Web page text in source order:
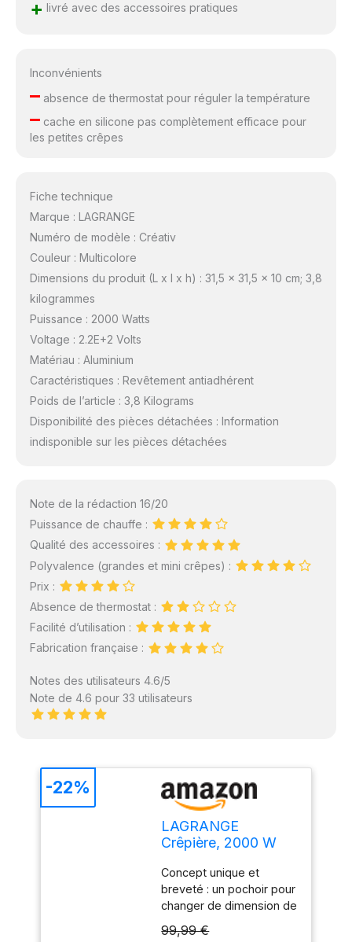
+ livré avec des accessoires pratiques
Inconvénients
–absence de thermostat pour réguler la température
–cache en silicone pas complètement efficace pour
les petites crêpes
Fiche technique
Marque : LAGRANGE
Numéro de modèle : Créativ
Couleur : Multicolore
Dimensions du produit (L x l x h) : 31,5 x 31,5 x 10 cm; 3,8
kilogrammes
Puissance : 2000 Watts
Voltage : 2.2E+2 Volts
Matériau : Aluminium
Caractéristiques : Revêtement antiadhérent
Poids de l’article : 3,8 Kilograms
Disponibilité des pièces détachées : Information
indisponible sur les pièces détachées
Note de la rédaction 16/20
Puissance de chauffe :
Qualité des accessoires :
Polyvalence (grandes et mini crêpes) :
Prix :
Absence de thermostat :
Facilité d’utilisation :
Fabrication française :
Notes des utilisateurs 4.6/5
Note de 4.6 pour 33 utilisateurs
LAGRANGE
Crêpière, 2000 W
Concept unique et
breveté : un pochoir pour
changer de dimension de
Simple d'utilisation et
99,99 €
-22%